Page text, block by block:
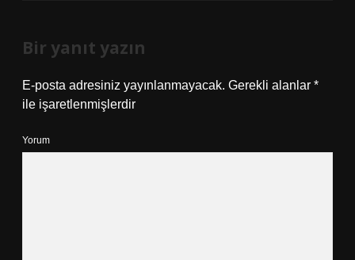
Bir yanıt yazın
E-posta adresiniz yayınlanmayacak. Gerekli alanlar *
ile işaretlenmişlerdir
Yorum